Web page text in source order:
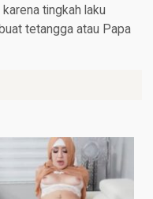
tingkah laku
tetangga atau Papa